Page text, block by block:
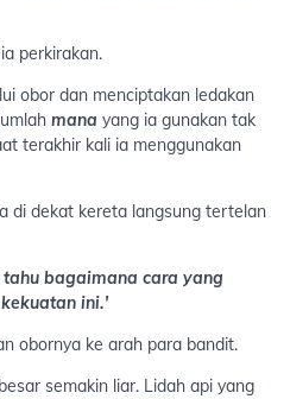
perkirakan.
obor dan menciptakan ledakan
mana yang ia gunakan tak
terakhir kali ia menggunakan
di dekat kereta langsung tertelan
bagaimana cara yang
ini.'
obornya ke arah para bandit.
semakin liar. Lidah api yang